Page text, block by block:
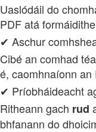
Uaslódáil do
PDF atá
✔ Aschur
Cibé an comhad
é, caomhnaíonn
✔ Príobháideacht
Ritheann gach rud
bhfanann do